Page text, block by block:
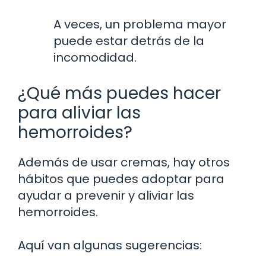
A veces, un problema mayor
puede estar detrás de la
incomodidad.
¿Qué más puedes hacer
para aliviar las
hemorroides?
Además de usar cremas, hay otros
hábitos que puedes adoptar para
ayudar a prevenir y aliviar las
hemorroides.
Aquí van algunas sugerencias: